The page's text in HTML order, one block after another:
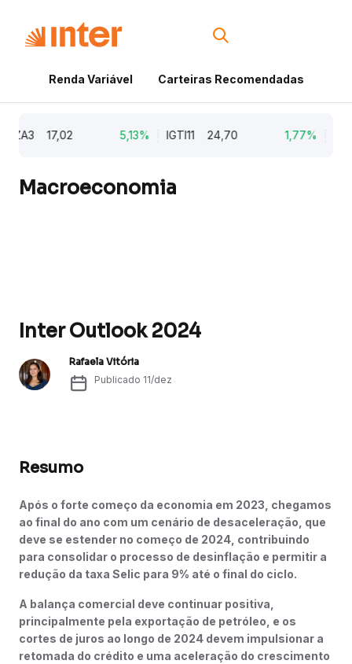
Renda Variável Carteiras Recomendadas
17,02 5,13% IGTI11 24,70 1,77% NATU3
Macroeconomia
Inter Outlook 2024
Rafaela Vitória
Publicado 11/dez
Resumo
Após o forte começo da economia em 2023, chegamos
ao final do ano com um cenário de desaceleração, que
deve se estender no começo de 2024, contribuindo
para consolidar o processo de desinflação e permitir a
redução da taxa Selic para 9% até o final do ciclo.
A balança comercial deve continuar positiva,
principalmente pela exportação de petróleo, e os
cortes de juros ao longo de 2024 devem impulsionar a
retomada do crédito e uma aceleração do crescimento